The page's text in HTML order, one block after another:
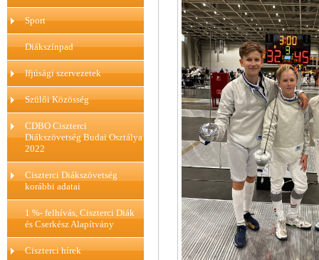
Sport
Diákszínpad
Ifjúsági szervezetek
Szülői Közösség
CDBO Ciszterci
Diákszövetség Budai Osztálya
2022
Ciszterci Diákszövetség
korábbi adatai
1 %- felhívás, Ciszterci Diák
és Cserkész Alapítvány
Ciszterci hírek